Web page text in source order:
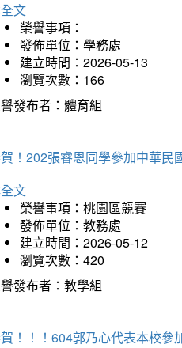
文
榮譽事項：
發佈單位：學務處
建立時間：2026-05-13
瀏覽次數：166
發布者：體育組
！202張睿恩同學參加中華民
文
榮譽事項：桃園區競賽
發佈單位：教務處
建立時間：2026-05-12
瀏覽次數：420
發布者：教學組
！！！604郭乃心代表本校參